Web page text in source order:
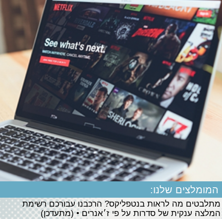
המומלצים שלנו:
מתלבטים מה לראות בנטפליקס? הרכבנו עבורכם רשימת
המלצה ענקית של סדרות על פי ז׳אנרים • (מתעדכן)